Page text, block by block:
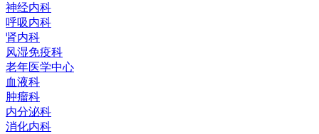
神经内科
呼吸内科
肾内科
风湿免疫科
老年医学中心
血液科
肿瘤科
内分泌科
消化内科